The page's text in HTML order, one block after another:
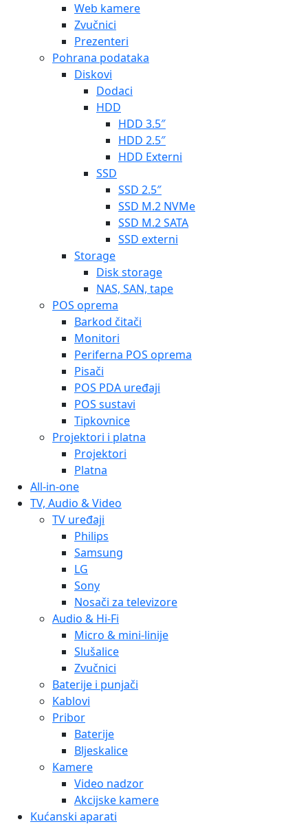
Web kamere
Zvučnici
Prezenteri
Pohrana podataka
Diskovi
Dodaci
HDD
HDD 3.5″
HDD 2.5″
HDD Externi
SSD
SSD 2.5″
SSD M.2 NVMe
SSD M.2 SATA
SSD externi
Storage
Disk storage
NAS, SAN, tape
POS oprema
Barkod čitači
Monitori
Periferna POS oprema
Pisači
POS PDA uređaji
POS sustavi
Tipkovnice
Projektori i platna
Projektori
Platna
All-in-one
TV, Audio & Video
TV uređaji
Philips
Samsung
LG
Sony
Nosači za televizore
Audio & Hi-Fi
Micro & mini-linije
Slušalice
Zvučnici
Baterije i punjači
Kablovi
Pribor
Baterije
Bljeskalice
Kamere
Video nadzor
Akcijske kamere
Kućanski aparati